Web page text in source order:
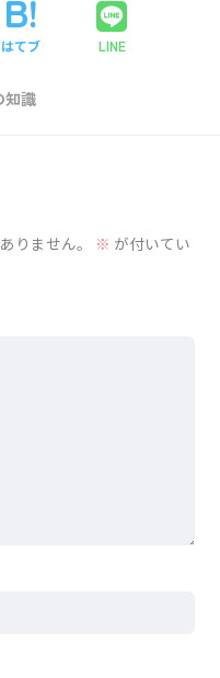
はてブ LINE
知識
りません。 ※ が付いてい